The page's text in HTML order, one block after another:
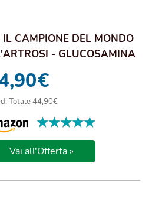
CAMPIONE DEL MONDO
- GLUCOSAMINA
€
Totale 44,90€
★★★★★
★★★★★
Vai all'Offerta »